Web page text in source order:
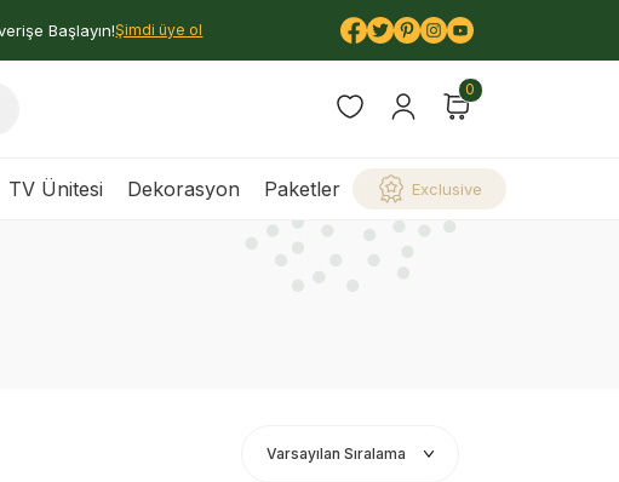
Başlayın!Şimdi üye ol
0
TV Ünitesi Dekorasyon Paketler Exclusive